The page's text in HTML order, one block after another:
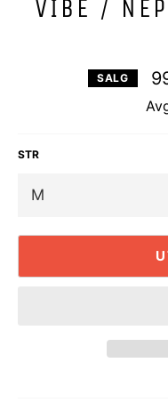
VIBE /
SALG
STR